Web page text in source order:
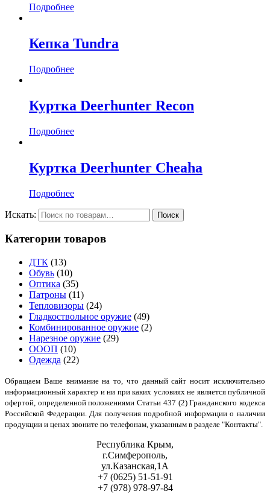
Подробнее
Кепка Tundra
Подробнее
Куртка Deerhunter Recon
Подробнее
Куртка Deerhunter Cheaha
Подробнее
Искать:
Категории товаров
ДТК (13)
Обувь (10)
Оптика (35)
Патроны (11)
Тепловизоры (24)
Гладкоствольное оружие (49)
Комбинированное оружие (2)
Нарезное оружие (29)
ОООП (10)
Одежда (22)
Обращаем Ваше внимание на то, что данный сайт носит исключительно
информационный характер и ни при каких условиях не является публичной
офертой, определенной положениями Статьи 437 (2) Гражданского кодекса
Российской Федерации. Для получения подробной информации о наличии
продукции и ценах звоните по телефонам, указанным в разделе "Контакты".
Республика Крым,
г.Симферополь,
ул.Казанская,1А
+7 (0625) 51-51-91
+7 (978) 978-97-84